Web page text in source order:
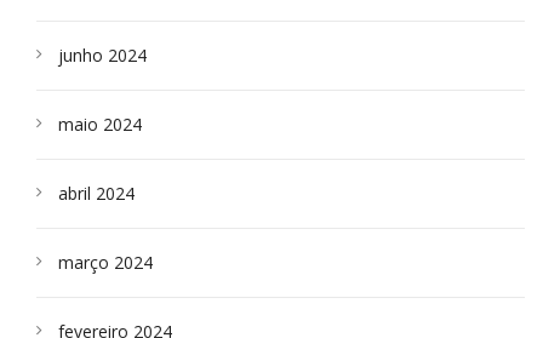
junho 2024
maio 2024
abril 2024
março 2024
fevereiro 2024